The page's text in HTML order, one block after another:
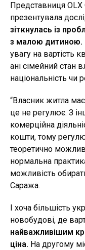
Представниця OLX
презентувала
зіткнулась із
з малою дитиною.
увагу на вартість
ані сімейний стан
національність чи
“Власник житла
це не регулює. З
комерційна
кошти, тому
теоретично
нормальна
можливість
Саража.
І хоча більшість
новобудові, де
найважливішим
ціна. На другому